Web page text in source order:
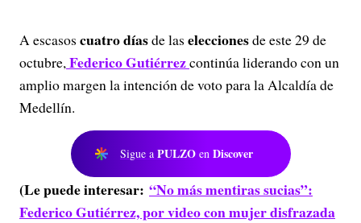
A escasos cuatro díasde las eleccionesde este 29 de
octubre,Federico Gutiérrezcontinúa liderando con un
amplio margen la intención de voto para la Alcaldía de
Medellín.
Sigue a PULZO en Discover
(Le puede interesar: “No más mentiras sucias”:
Federico Gutiérrez, por video con mujer disfrazada